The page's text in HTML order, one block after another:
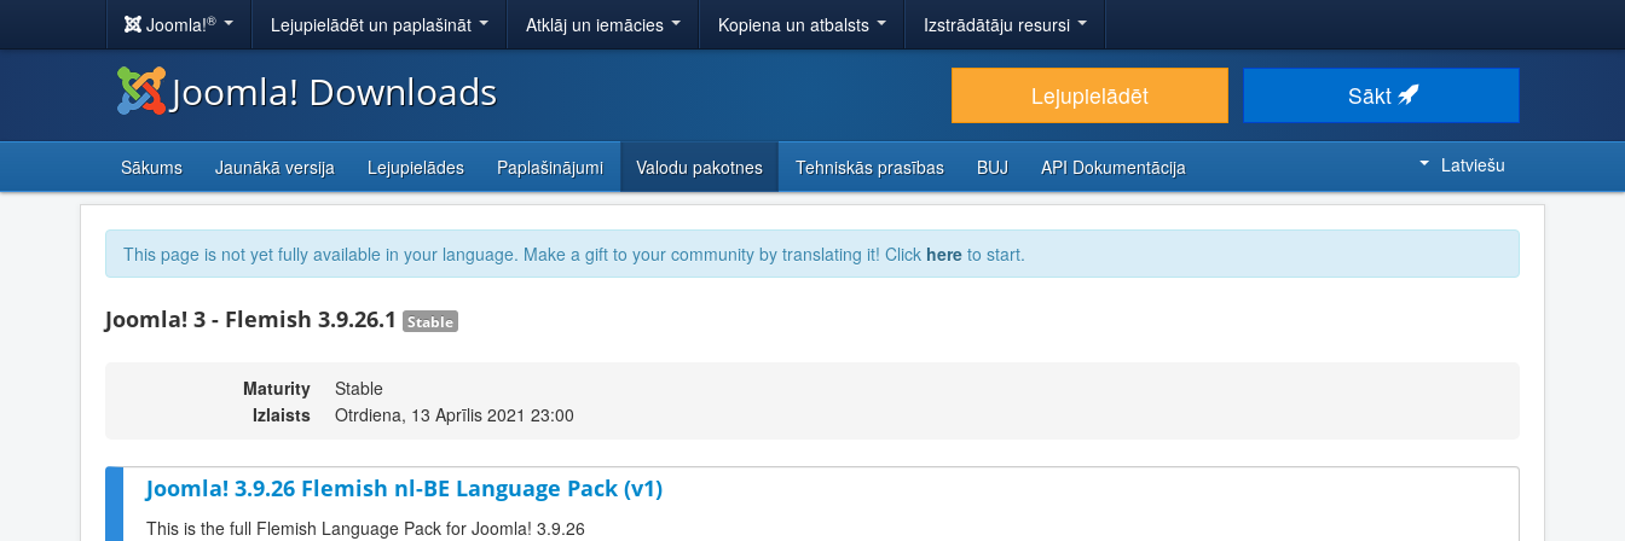
Joomla!® Lejupielādēt un paplašināt Atklāj un iemācies Kopiena un atbalsts Izstrādātāju resursi
Joomla! Downloads Lejupielādēt Sākt
Sākums Jaunākā versija Lejupielādes Paplašinājumi Valodu pakotnes Tehniskās prasības BUJ API Dokumentācija Latviešu
This page is not yet fully available in your language. Make a gift to your community by translating it! Click here to start.
Joomla! 3 - Flemish 3.9.26.1 Stable
Maturity
Stable
Izlaists
Otrdiena, 13 Aprīlis 2021 23:00
Joomla! 3.9.26 Flemish nl-BE Language Pack (v1)
This is the full Flemish Language Pack for Joomla! 3.9.26